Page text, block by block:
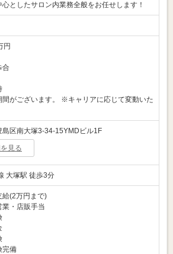
心としたサロン内業務全般をお任せします！
円
合
がございます。 ※キャリアに応じて変動いた
島区南大塚3-34-15YMDビル1F
見る
大塚駅 徒歩3分
給(2万円まで)
業・店販手当
完備